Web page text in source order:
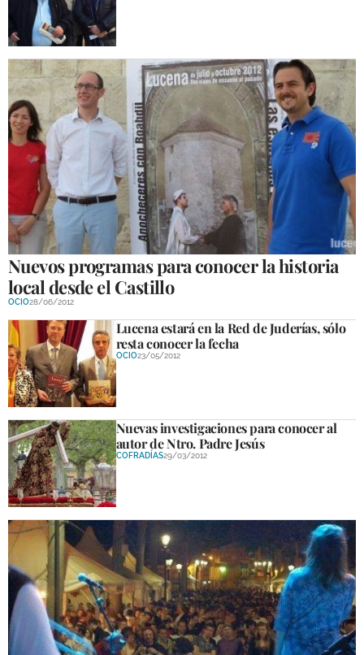
Nuevos programas para conocer la historia
local desde el Castillo
OCIO28/06/2012
Lucena estará en la Red de Juderías, sólo
resta conocer la fecha
OCIO23/05/2012
Nuevas investigaciones para conocer al
autor de Ntro. Padre Jesús
COFRADÍAS29/03/2012